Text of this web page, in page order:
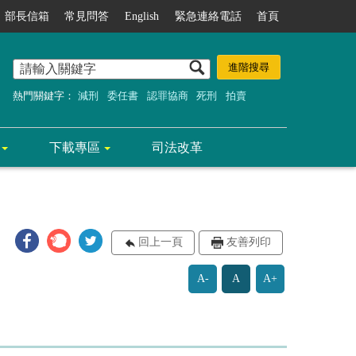
部長信箱 常見問答 English 緊急連絡電話 首頁
熱門關鍵字： 減刑 委任書 認罪協商 死刑 拍賣
下載專區 司法改革
回上一頁 友善列印
A- A A+